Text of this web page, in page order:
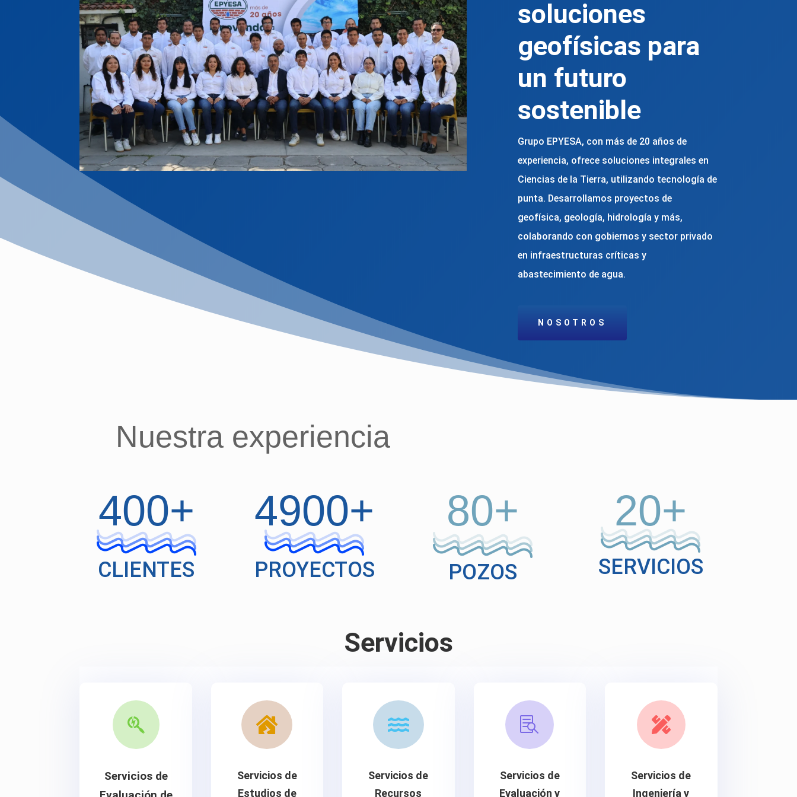
soluciones
geofísicas para
un futuro
sostenible
Grupo EPYESA, con más de 20 años de
experiencia, ofrece soluciones integrales en
Ciencias de la Tierra, utilizando tecnología de
punta. Desarrollamos proyectos de
geofísica, geología, hidrología y más,
colaborando con gobiernos y sector privado
en infraestructuras críticas y
abastecimiento de agua.
NOSOTROS
Nuestra experiencia
400+
CLIENTES
4900+
PROYECTOS
80+
POZOS
20+
SERVICIOS
Servicios

Servicios de

Servicios de
Estudios de

Servicios de
Recursos

Servicios de
Evaluación y

Servicios de
Ingeniería y